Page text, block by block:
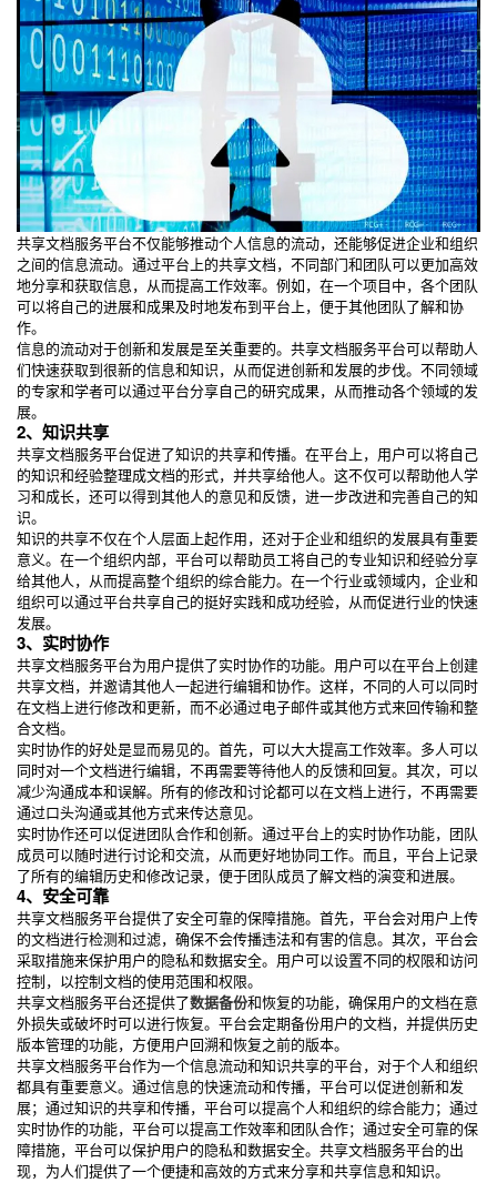
共享文档服务平台不仅能够推动个人信息的流动，还能够促进企业和组织
之间的信息流动。通过平台上的共享文档，不同部门和团队可以更加高效
地分享和获取信息，从而提高工作效率。例如，在一个项目中，各个团队
可以将自己的进展和成果及时地发布到平台上，便于其他团队了解和协
作。
信息的流动对于创新和发展是至关重要的。共享文档服务平台可以帮助人
们快速获取到很新的信息和知识，从而促进创新和发展的步伐。不同领域
的专家和学者可以通过平台分享自己的研究成果，从而推动各个领域的发
展。
2、知识共享
共享文档服务平台促进了知识的共享和传播。在平台上，用户可以将自己
的知识和经验整理成文档的形式，并共享给他人。这不仅可以帮助他人学
习和成长，还可以得到其他人的意见和反馈，进一步改进和完善自己的知
识。
知识的共享不仅在个人层面上起作用，还对于企业和组织的发展具有重要
意义。在一个组织内部，平台可以帮助员工将自己的专业知识和经验分享
给其他人，从而提高整个组织的综合能力。在一个行业或领域内，企业和
组织可以通过平台共享自己的挺好实践和成功经验，从而促进行业的快速
发展。
3、实时协作
共享文档服务平台为用户提供了实时协作的功能。用户可以在平台上创建
共享文档，并邀请其他人一起进行编辑和协作。这样，不同的人可以同时
在文档上进行修改和更新，而不必通过电子邮件或其他方式来回传输和整
合文档。
实时协作的好处是显而易见的。首先，可以大大提高工作效率。多人可以
同时对一个文档进行编辑，不再需要等待他人的反馈和回复。其次，可以
减少沟通成本和误解。所有的修改和讨论都可以在文档上进行，不再需要
通过口头沟通或其他方式来传达意见。
实时协作还可以促进团队合作和创新。通过平台上的实时协作功能，团队
成员可以随时进行讨论和交流，从而更好地协同工作。而且，平台上记录
了所有的编辑历史和修改记录，便于团队成员了解文档的演变和进展。
4、安全可靠
共享文档服务平台提供了安全可靠的保障措施。首先，平台会对用户上传
的文档进行检测和过滤，确保不会传播违法和有害的信息。其次，平台会
采取措施来保护用户的隐私和数据安全。用户可以设置不同的权限和访问
控制，以控制文档的使用范围和权限。
共享文档服务平台还提供了数据备份和恢复的功能，确保用户的文档在意
外损失或破坏时可以进行恢复。平台会定期备份用户的文档，并提供历史
版本管理的功能，方便用户回溯和恢复之前的版本。
共享文档服务平台作为一个信息流动和知识共享的平台，对于个人和组织
都具有重要意义。通过信息的快速流动和传播，平台可以促进创新和发
展；通过知识的共享和传播，平台可以提高个人和组织的综合能力；通过
实时协作的功能，平台可以提高工作效率和团队合作；通过安全可靠的保
障措施，平台可以保护用户的隐私和数据安全。共享文档服务平台的出
现，为人们提供了一个便捷和高效的方式来分享和共享信息和知识。